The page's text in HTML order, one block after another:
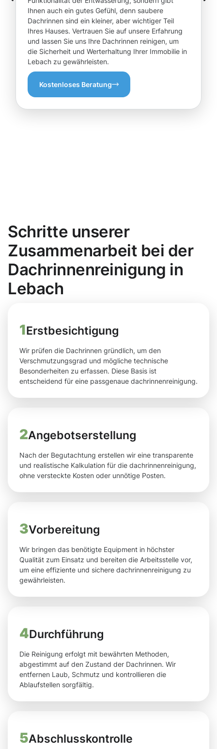
Ihnen auch ein gutes Gefühl, denn saubere
Dachrinnen sind ein kleiner, aber wichtiger Teil
Ihres Hauses. Vertrauen Sie auf unsere Erfahrung
und lassen Sie uns Ihre Dachrinnen reinigen, um
die Sicherheit und Werterhaltung Ihrer Immobilie in
Lebach zu gewährleisten.
Kostenloses Beratung
Schritte unserer
Zusammenarbeit bei der
Dachrinnenreinigung in
Lebach
1Erstbesichtigung
Wir prüfen die Dachrinnen gründlich, um den
Verschmutzungsgrad und mögliche technische
Besonderheiten zu erfassen. Diese Basis ist
entscheidend für eine passgenaue dachrinnenreinigung.
2Angebotserstellung
Nach der Begutachtung erstellen wir eine transparente
und realistische Kalkulation für die dachrinnenreinigung,
ohne versteckte Kosten oder unnötige Posten.
3Vorbereitung
Wir bringen das benötigte Equipment in höchster
Qualität zum Einsatz und bereiten die Arbeitsstelle vor,
um eine effiziente und sichere dachrinnenreinigung zu
gewährleisten.
4Durchführung
Die Reinigung erfolgt mit bewährten Methoden,
abgestimmt auf den Zustand der Dachrinnen. Wir
entfernen Laub, Schmutz und kontrollieren die
Ablaufstellen sorgfältig.
5Abschlusskontrolle